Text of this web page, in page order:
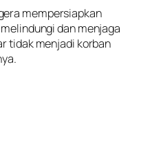
mempersiapkan
dan menjaga
tidak menjadi korban